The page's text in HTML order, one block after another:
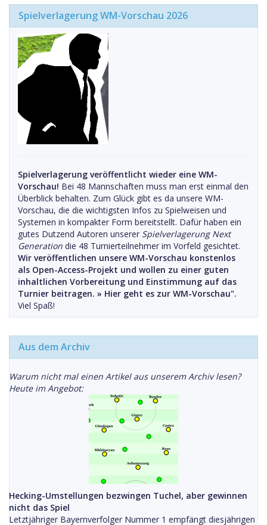
Spielverlagerung WM-Vorschau 2026
Spielverlagerung veröffentlicht wieder eine WM-
Vorschau! Bei 48 Mannschaften muss man erst einmal den
Überblick behalten. Zum Glück gibt es da unsere WM-
Vorschau, die die wichtigsten Infos zu Spielweisen und
Systemen in kompakter Form bereitstellt. Dafür haben ein
gutes Dutzend Autoren unserer Spielverlagerung Next
Generation die 48 Turnierteilnehmer im Vorfeld gesichtet.
Wir veröffentlichen unsere WM-Vorschau konstenlos
als Open-Access-Projekt und wollen zu einer guten
inhaltlichen Vorbereitung und Einstimmung auf das
Turnier beitragen. » Hier geht es zur WM-Vorschau".
Viel Spaß!
Aus dem Archiv
Warum nicht mal einen Artikel aus unserem Archiv lesen?
Heute im Angebot:
Hecking-Umstellungen bezwingen Tuchel, aber gewinnen
nicht das Spiel
Letztjähriger Bayernverfolger Nummer 1 empfängt diesjährigen